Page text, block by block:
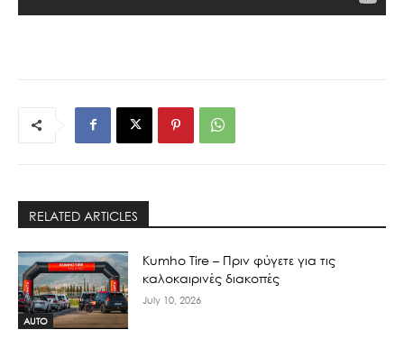
RELATED ARTICLES
AUTO
Kumho Tire – Πριν φύγετε για τις
καλοκαιρινές διακοπές
July 10, 2026